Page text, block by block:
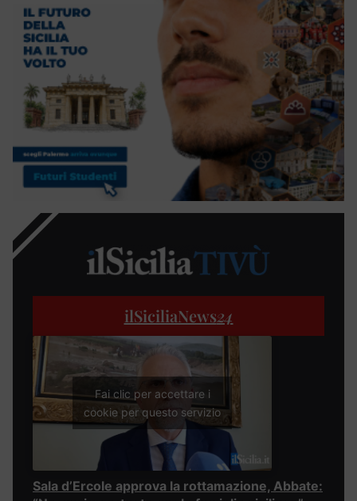
ilSiciliaNews24
Fai clic per accettare i
cookie per questo servizio
Sala d’Ercole approva la rottamazione, Abbate: